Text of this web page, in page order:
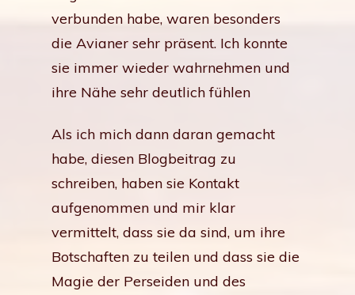
verbunden habe, waren besonders
die Avianer sehr präsent. Ich konnte
sie immer wieder wahrnehmen und
ihre Nähe sehr deutlich fühlen
Als ich mich dann daran gemacht
habe, diesen Blogbeitrag zu
schreiben, haben sie Kontakt
aufgenommen und mir klar
vermittelt, dass sie da sind, um ihre
Botschaften zu teilen und dass sie die
Magie der Perseiden und des